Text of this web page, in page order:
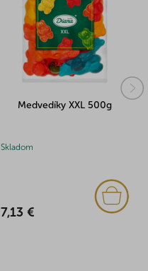
Medvedíky XXL 500g
Skladom
7,13 €